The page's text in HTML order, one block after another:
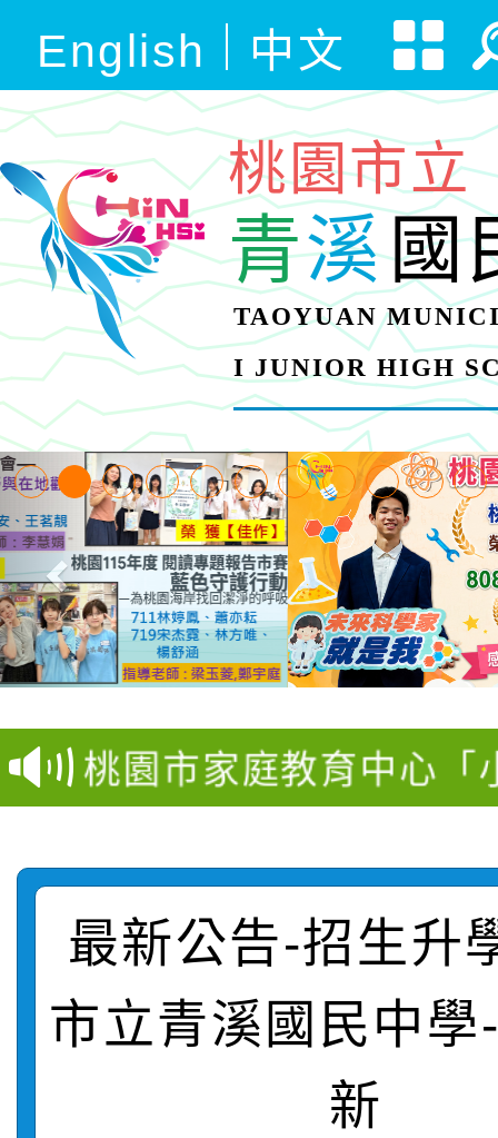
English 中文
桃園市立
青溪國
TAOYUAN
I JUNIOR HIGH
【甄選結果(第11招)】
學年度第1學期第7次代
結果(第11招)
【甄選結果(第3招)】
學年度第1學期第9次代
結果(第3招)
桃園市家庭教育中心「
程資訊」、「暑期親子
「祖孫樂淘桃」、「愛
絕-親子共學同樂會」
站幸福系列講座及成長
報，惠請貴機關(學校)
「校園短影音徵選活動
員」簡章及活動海報，
踴躍報名參加
115學年度新生訓練注
115學年度新生補報到
結果
【甄選結果(第10招)】
學年度第1學期第7次代
【甄選結果(第2招)】
學年度第1學期第9次
轉知：本市公務人員
最新公告-招生升
市立青溪國民中學
新